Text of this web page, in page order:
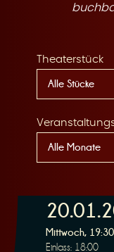
e
R
Theaterstück
Mittwoch,
Einlass: 18:00